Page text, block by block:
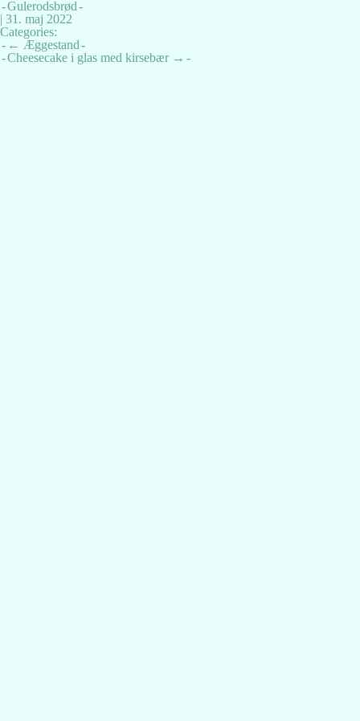
Gulerodsbrød
| 31. maj 2022
Categories:
Indlægsnavigation
← Æggestand
Cheesecake i glas med kirsebær →